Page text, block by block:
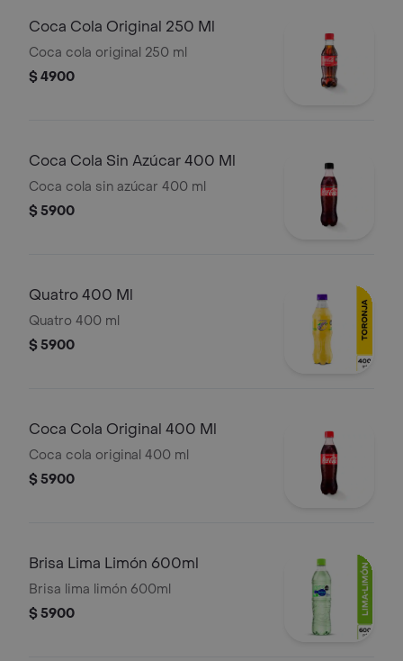
Coca Cola Original 250 Ml
Coca cola original 250 ml
$ 4900
Coca Cola Sin Azúcar 400 Ml
Coca cola sin azúcar 400 ml
$ 5900
Quatro 400 Ml
Quatro 400 ml
$ 5900
Coca Cola Original 400 Ml
Coca cola original 400 ml
$ 5900
Brisa Lima Limón 600ml
Brisa lima limón 600ml
$ 5900